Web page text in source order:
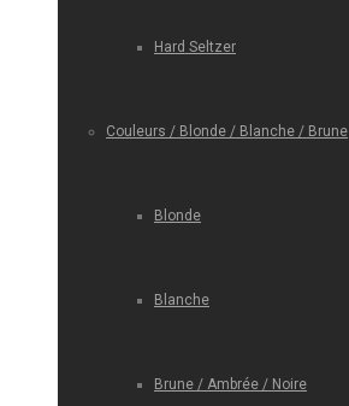
Hard Seltzer
Couleurs / Blonde / Blanche / Brune
Blonde
Blanche
Brune / Ambrée / Noire